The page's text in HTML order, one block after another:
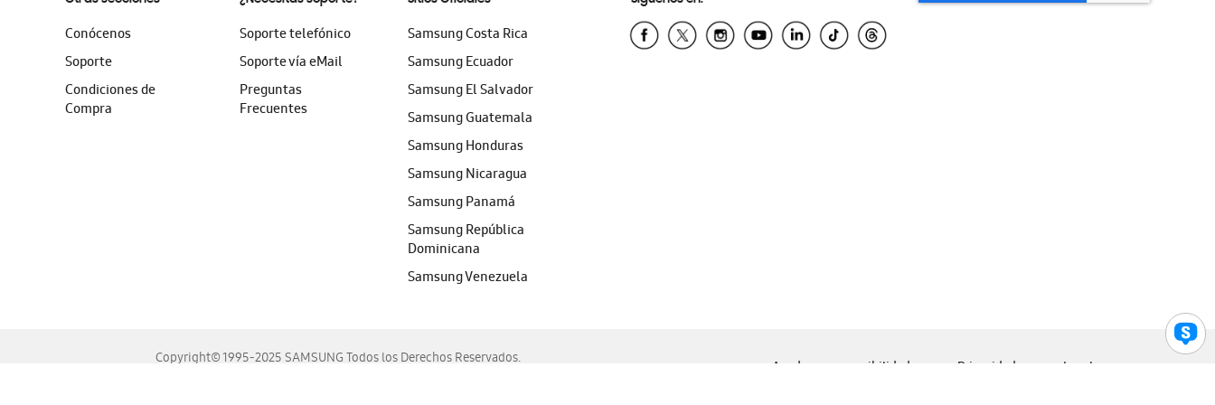
Conócenos
Soporte
Condiciones de
Compra
Soporte telefónico
Soporte vía eMail
Preguntas
Frecuentes
Samsung Costa Rica
Samsung Ecuador
Samsung El Salvador
Samsung Guatemala
Samsung Honduras
Samsung Nicaragua
Samsung Panamá
Samsung República
Dominicana
Samsung Venezuela
Copyright© 1995-2025 SAMSUNG Todos los Derechos Reservados.
Ayuda para accesibilidad Privacidad Legal